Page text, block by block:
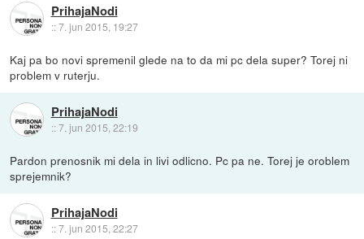
PrihajaNodi
::7. jun 2015, 19:27
Kaj pa bo novi spremenil glede na to da mi pc dela super? Torej ni
problem v ruterju.
PrihajaNodi
::7. jun 2015, 22:19
Pardon prenosnik mi dela in livi odlicno. Pc pa ne. Torej je oroblem
sprejemnik?
PrihajaNodi
::7. jun 2015, 22:27